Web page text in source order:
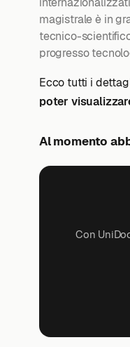
magistrale è in
tecnico-
progresso
Ecco tutti i
poter
Al momento
Con